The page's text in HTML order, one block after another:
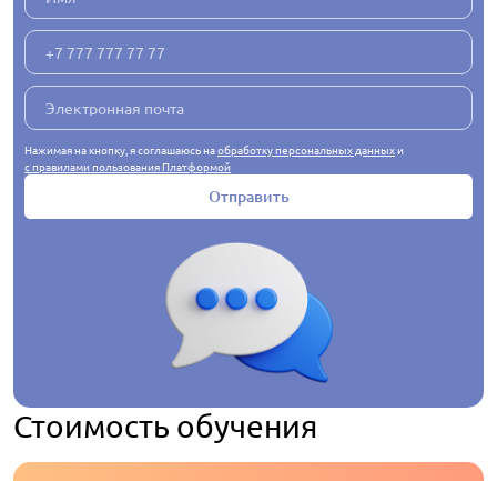
Отправить
Нажимая на кнопку, я соглашаюсь наобработку персональных данныхи
с правилами пользования Платформой
Стоимость обучения